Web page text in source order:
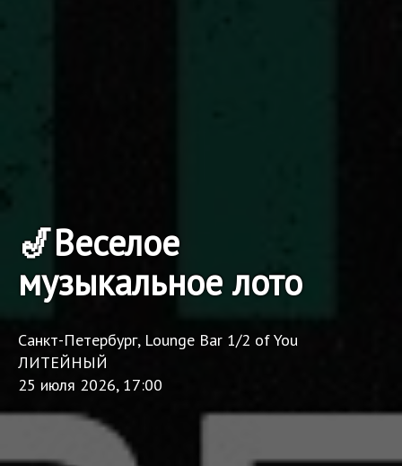
🎷Веселое
музыкальное лото
Санкт-Петербург, Lounge Bar 1/2 of You
ЛИТЕЙНЫЙ
25 июля 2026, 17:00